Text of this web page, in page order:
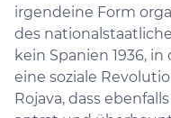
irgendeine Form
des
kein Spanien 1936,
eine soziale
Rojava, dass